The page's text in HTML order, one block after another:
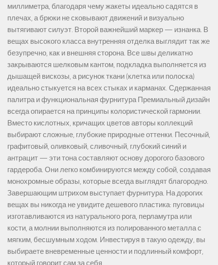
миллиметра, благодаря чему жакеты идеально садятся в
плечах, а брюки не сковывают движений и визуально
вытягивают силуэт. Второй важнейший маркер — изнанка. В
вещах высокого класса внутренняя отделка выглядит так же
безупречно, как и внешняя сторона. Все швы деликатно
закрываются шелковым кантом, подкладка выполняется из
дышащей вискозы, а рисунок ткани (клетка или полоска)
идеально стыкуется на всех стыках и карманах. Сдержанная
палитра и функциональная фурнитура Премиальный дизайн
всегда опирается на принципы колористической гармонии.
Вместо кислотных, кричащих цветов авторы коллекций
выбирают сложные, глубокие природные оттенки. Песочный,
графитовый, оливковый, сливочный, глубокий синий и
антрацит — эти тона составляют основу дорогого базового
гардероба. Они легко комбинируются между собой, создавая
монохромные образы, которые всегда выглядят благородно.
Завершающим штрихом выступает фурнитура. На дорогих
вещах вы никогда не увидите дешевого пластика: пуговицы
изготавливаются из натурального рога, перламутра или
кости, а молнии выполняются из полированного металла с
мягким, бесшумным ходом. Инвестируя в такую одежду, вы
выбираете вневременные ценности и подлинный комфорт,
который говорит сам за себя.